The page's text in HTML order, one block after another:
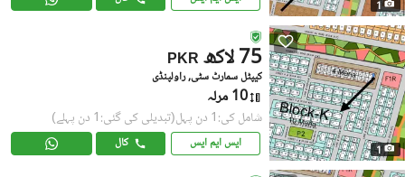
1
1
PKR 75 لاکھ
کیپٹل سمارٹ سٹی, راولپنڈی
10 مرلہ
شامل کی:1 دن پہل (تبدیلی کی گئی:1 دن پہلے)
ایس ایم ایس کال